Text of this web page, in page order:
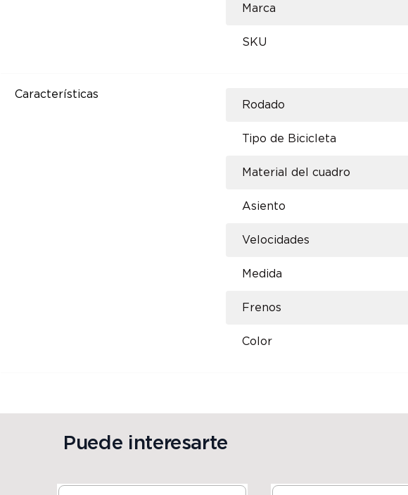
Marca
SKU
Características
Rodado
Tipo de Bicicleta
Material del cuadro
Asiento
Velocidades
Medida
Frenos
Color
Puede interesarte